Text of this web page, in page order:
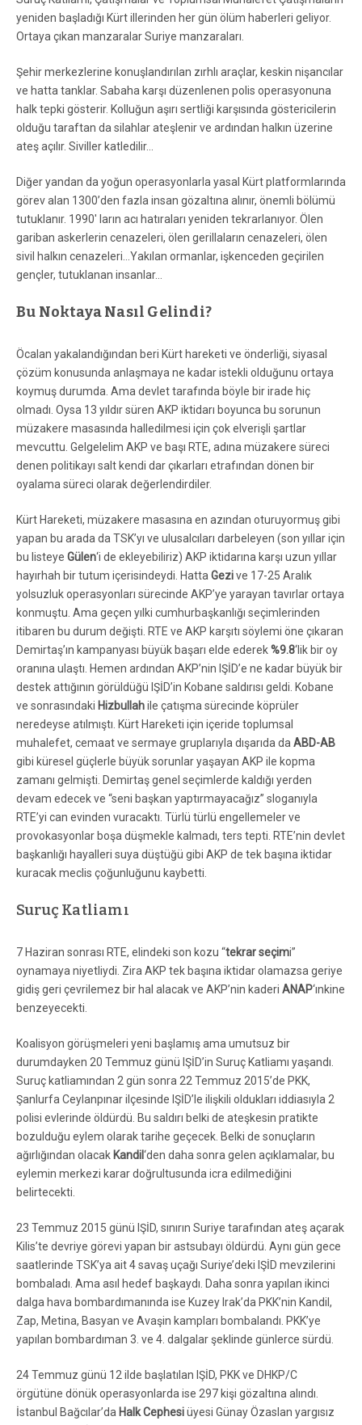
yeniden başladığı Kürt illerinden her gün ölüm haberleri geliyor.
Ortaya çıkan manzaralar Suriye manzaraları.
Şehir merkezlerine konuşlandırılan zırhlı araçlar, keskin nişancılar
ve hatta tanklar. Sabaha karşı düzenlenen polis operasyonuna
halk tepki gösterir. Kolluğun aşırı sertliği karşısında göstericilerin
olduğu taraftan da silahlar ateşlenir ve ardından halkın üzerine
ateş açılır. Siviller katledilir…
Diğer yandan da yoğun operasyonlarla yasal Kürt platformlarında
görev alan 1300’den fazla insan gözaltına alınır, önemli bölümü
tutuklanır. 1990′ ların acı hatıraları yeniden tekrarlanıyor. Ölen
gariban askerlerin cenazeleri, ölen gerillaların cenazeleri, ölen
sivil halkın cenazeleri… Yakılan ormanlar, işkenceden geçirilen
gençler, tutuklanan insanlar…
Bu Noktaya Nasıl Gelindi?
Öcalan yakalandığından beri Kürt hareketi ve önderliği, siyasal
çözüm konusunda anlaşmaya ne kadar istekli olduğunu ortaya
koymuş durumda. Ama devlet tarafında böyle bir irade hiç
olmadı. Oysa 13 yıldır süren AKP iktidarı boyunca bu sorunun
müzakere masasında halledilmesi için çok elverişli şartlar
mevcuttu. Gelgelelim AKP ve başı RTE, adına müzakere süreci
denen politikayı salt kendi dar çıkarları etrafından dönen bir
oyalama süreci olarak değerlendirdiler.
Kürt Hareketi, müzakere masasına en azından oturuyormuş gibi
yapan bu arada da TSK’yı ve ulusalcıları darbeleyen (son yıllar için
bu listeye Gülen‘i de ekleyebiliriz) AKP iktidarına karşı uzun yıllar
hayırhah bir tutum içerisindeydi. Hatta Gezive 17-25 Aralık
yolsuzluk operasyonları sürecinde AKP’ye yarayan tavırlar ortaya
konmuştu. Ama geçen yılki cumhurbaşkanlığı seçimlerinden
itibaren bu durum değişti. RTE ve AKP karşıtı söylemi öne çıkaran
Demirtaş’ın kampanyası büyük başarı elde ederek%9.8‘lik bir oy
oranına ulaştı. Hemen ardından AKP’nin IŞİD’e ne kadar büyük bir
destek attığının görüldüğü IŞİD’in Kobane saldırısı geldi. Kobane
ve sonrasındaki Hizbullahile çatışma sürecinde köprüler
neredeyse atılmıştı. Kürt Hareketi için içeride toplumsal
muhalefet, cemaat ve sermaye gruplarıyla dışarıda da ABD-AB
gibi küresel güçlerle büyük sorunlar yaşayan AKP ile kopma
zamanı gelmişti. Demirtaş genel seçimlerde kaldığı yerden
devam edecek ve “seni başkan yaptırmayacağız” sloganıyla
RTE’yi can evinden vuracaktı. Türlü türlü engellemeler ve
provokasyonlar boşa düşmekle kalmadı, ters tepti. RTE’nin devlet
başkanlığı hayalleri suya düştüğü gibi AKP de tek başına iktidar
kuracak meclis çoğunluğunu kaybetti.
Suruç Katliamı
7 Haziran sonrası RTE, elindeki son kozu “tekrar seçimi”
oynamaya niyetliydi. Zira AKP tek başına iktidar olamazsa geriye
gidiş geri çevrilemez bir hal alacak ve AKP’nin kaderi ANAP‘ınkine
benzeyecekti.
Koalisyon görüşmeleri yeni başlamış ama umutsuz bir
durumdayken 20 Temmuz günü IŞİD’in Suruç Katliamı yaşandı.
Suruç katliamından 2 gün sonra 22 Temmuz 2015’de PKK,
Şanlurfa Ceylanpınar ilçesinde IŞİD’le ilişkili oldukları iddiasıyla 2
polisi evlerinde öldürdü. Bu saldırı belki de ateşkesin pratikte
bozulduğu eylem olarak tarihe geçecek. Belki de sonuçların
ağırlığından olacak Kandil‘den daha sonra gelen açıklamalar, bu
eylemin merkezi karar doğrultusunda icra edilmediğini
belirtecekti.
23 Temmuz 2015 günü IŞİD, sınırın Suriye tarafından ateş açarak
Kilis’te devriye görevi yapan bir astsubayı öldürdü. Aynı gün gece
saatlerinde TSK’ya ait 4 savaş uçağı Suriye’deki IŞİD mevzilerini
bombaladı. Ama asıl hedef başkaydı. Daha sonra yapılan ikinci
dalga hava bombardımanında ise Kuzey Irak’da PKK’nin Kandil,
Zap, Metina, Basyan ve Avaşin kampları bombalandı. PKK’ye
yapılan bombardıman 3. ve 4. dalgalar şeklinde günlerce sürdü.
24 Temmuz günü 12 ilde başlatılan IŞİD, PKK ve DHKP/C
örgütüne dönük operasyonlarda ise 297 kişi gözaltına alındı.
İstanbul Bağcılar’da Halk Cephesiüyesi Günay Özaslan yargısız